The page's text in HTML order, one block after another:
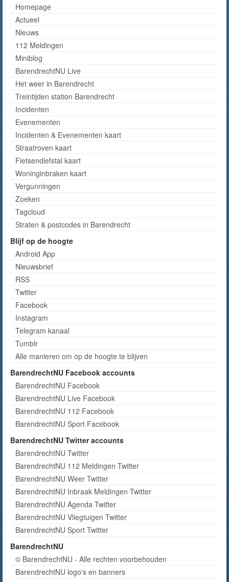
Homepage
Actueel
Nieuws
112 Meldingen
Miniblog
BarendrechtNU Live
Het weer in Barendrecht
Treintijden station Barendrecht
Incidenten
Evenementen
Incidenten & Evenementen kaart
Straatroven kaart
Fietsendiefstal kaart
Woninginbraken kaart
Vergunningen
Zoeken
Tagcloud
Straten & postcodes in Barendrecht
Blijf op de hoogte
Android App
Nieuwsbrief
RSS
Twitter
Facebook
Instagram
Telegram kanaal
Tumblr
Alle manieren om op de hoogte te blijven
BarendrechtNU Facebook accounts
BarendrechtNU Facebook
BarendrechtNU Live Facebook
BarendrechtNU 112 Facebook
BarendrechtNU Sport Facebook
BarendrechtNU Twitter accounts
BarendrechtNU Twitter
BarendrechtNU 112 Meldingen Twitter
BarendrechtNU Weer Twitter
BarendrechtNU Inbraak Meldingen Twitter
BarendrechtNU Agenda Twitter
BarendrechtNU Vliegtuigen Twitter
BarendrechtNU Sport Twitter
BarendrechtNU
© BarendrechtNU - Alle rechten voorbehouden
BarendrechtNU logo's en banners